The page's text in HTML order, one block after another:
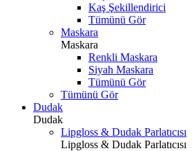
Kaş Şekillendirici
Tümünü Gör
Maskara
Maskara
Renkli Maskara
Siyah Maskara
Tümünü Gör
Tümünü Gör
Dudak
Dudak
Lipgloss & Dudak Parlatıcısı
Lipgloss & Dudak Parlatıcısı